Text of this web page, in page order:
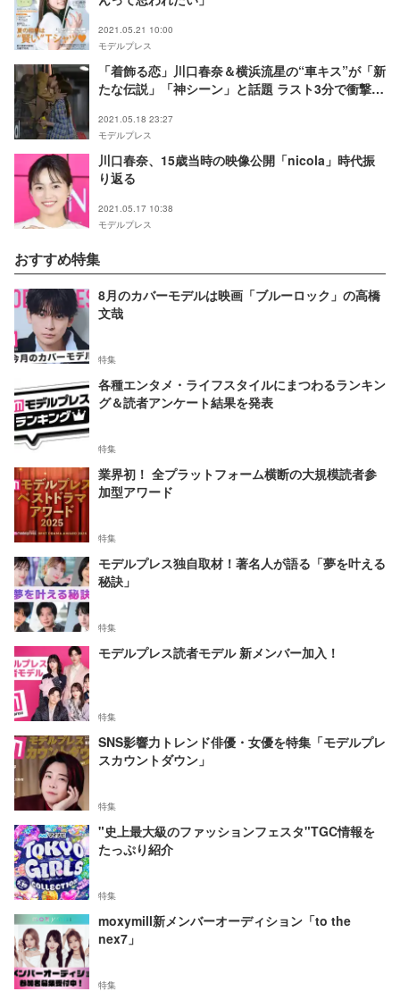
2021.05.21 10:00
モデルプレス
「着飾る恋」川口春奈＆横浜流星の“車キス”が「新
たな伝説」「神シーン」と話題 ラスト3分で衝撃の
2021.05.18 23:27
モデルプレス
川口春奈、15歳当時の映像公開「nicola」時代振
り返る
2021.05.17 10:38
モデルプレス
おすすめ特集
8月のカバーモデルは映画「ブルーロック」の高橋
文哉
特集
各種エンタメ・ライフスタイルにまつわるランキン
グ＆読者アンケート結果を発表
特集
業界初！ 全プラットフォーム横断の大規模読者参
加型アワード
特集
モデルプレス独自取材！著名人が語る「夢を叶える
秘訣」
特集
モデルプレス読者モデル 新メンバー加入！
特集
SNS影響力トレンド俳優・女優を特集「モデルプレ
スカウントダウン」
特集
"史上最大級のファッションフェスタ"TGC情報を
たっぷり紹介
特集
moxymill新メンバーオーディション「to the
nex7」
特集